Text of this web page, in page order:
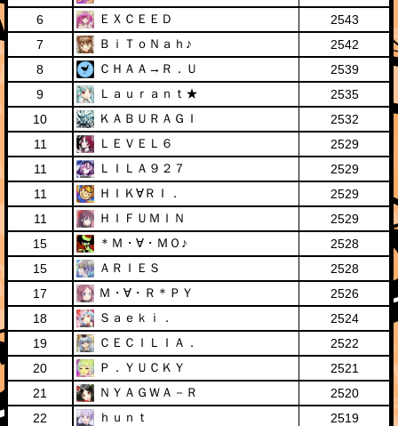
6
ＥＸＣＥＥＤ
2543
7
ＢｉＴｏＮａｈ♪
2542
8
ＣＨＡＡ→Ｒ．Ｕ
2539
9
Ｌａｕｒａｎｔ★
2535
10
ＫＡＢＵＲＡＧＩ
2532
11
ＬＥＶＥＬ６
2529
11
ＬＩＬＡ９２７
2529
11
ＨＩＫ∀ＲＩ．
2529
11
ＨＩＦＵＭＩＮ
2529
15
＊Ｍ・∀・ＭＯ♪
2528
15
ＡＲＩＥＳ
2528
17
Ｍ・∀・Ｒ＊ＰＹ
2526
18
Ｓａｅｋｉ．
2524
19
ＣＥＣＩＬＩＡ．
2522
20
Ｐ．ＹＵＣＫＹ
2521
21
ＮＹＡＧＷＡ－Ｒ
2520
22
ｈｕｎｔ
2519